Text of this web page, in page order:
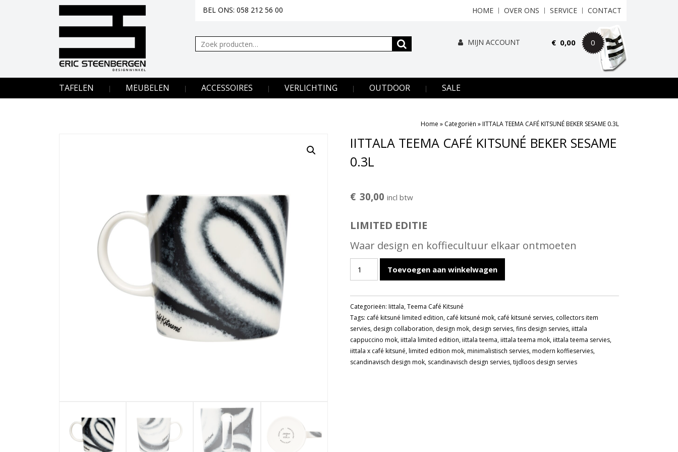
BEL ONS: 058 212 56 00 HOME OVER ONS SERVICE CONTACT
Zoeken: MIJN ACCOUNT € 0,00 0
TAFELEN MEUBELEN ACCESSOIRES VERLICHTING OUTDOOR SALE
Home » Categoriën »IITTALA TEEMA CAFÉ KITSUNÉ BEKER SESAME 0.3L
IITTALA TEEMA CAFÉ KITSUNÉ BEKER SESAME
0.3L
€ 30,00 incl btw
LIMITED EDITIE
Waar design en koffiecultuur elkaar ontmoeten
TEEMA
KITSUNÉ
BEKER
SESAME
0.3L
aantal
Toevoegen aan winkelwagen
Categorieën:Iittala,Teema Café Kitsuné
Tags: café kitsuné limited edition, café kitsuné mok, café kitsuné servies, collectors item
servies, design collaboration, design mok, design servies,fins design servies,iittala
cappuccino mok,iittala limited edition,iittala teema,iittala teema mok,iittala teema servies,
iittala x café kitsuné,limited edition mok,minimalistisch servies,modern koffieservies,
scandinavisch design mok, scandinavisch design servies,tijdloos design servies